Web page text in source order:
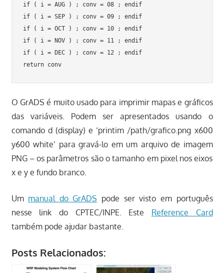
if ( i = AUG ) ; conv = 08 ; endif
if ( i = SEP ) ; conv = 09 ; endif
if ( i = OCT ) ; conv = 10 ; endif
if ( i = NOV ) ; conv = 11 ; endif
if ( i = DEC ) ; conv = 12 ; endif
O GrADS é muito usado para imprimir mapas e gráficos
das variáveis. Podem ser apresentados usando o
comando d (display) e ‘printim /path/grafico.png x600
y600 white’ para gravá-lo em um arquivo de imagem
PNG – os parâmetros são o tamanho em pixel nos eixos
x e y e fundo branco.
Um manual do GrADS pode ser visto em português
nesse link do CPTEC/INPE. Este Reference Card
também pode ajudar bastante.
Posts Relacionados: